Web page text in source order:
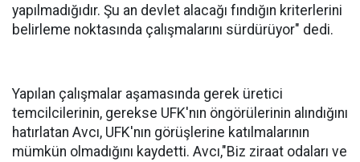
yapılmadığıdır. Şu an devlet alacağı fındığın kriterlerini
belirleme noktasında çalışmalarını sürdürüyor" dedi.
Yapılan çalışmalar aşamasında gerek üretici
temcilcilerinin, gerekse UFK'nın öngörülerinin alındığını
hatırlatan Avcı, UFK'nın görüşlerine katılmalarının
mümkün olmadığını kaydetti. Avcı,"Biz ziraat odaları ve